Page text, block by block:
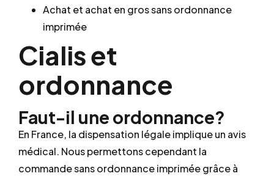
Achat et achat en gros sans ordonnance
imprimée
Cialis et
ordonnance
Faut-il une ordonnance?
En France, la dispensation légale implique un avis
médical. Nous permettons cependant la
commande sans ordonnance imprimée grâce à